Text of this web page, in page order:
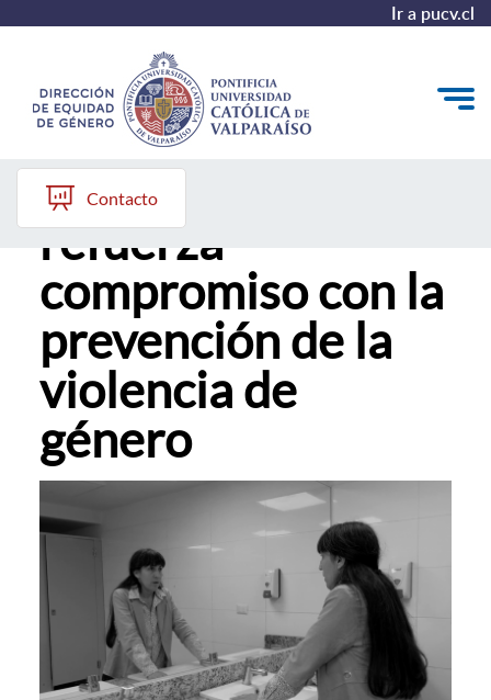
Ir a pucv.cl
Quiénes somos
Diagnóstico y Política
Plan de Acción
Modelo de Prevención
Repositorio
Redes de Trabajo
Contacto
Universidad
refuerza
compromiso con la
prevención de la
violencia de
género